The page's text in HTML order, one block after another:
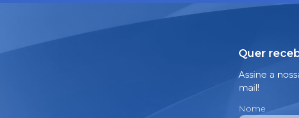
Quer
Assine a
mail!
Nome